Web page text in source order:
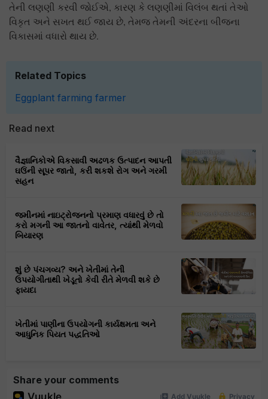
તેની લણણી કરવી જોઈએ, કારણ કે લણણીમાં વિલંબ થતાં તેઓ
વિકૃત અને સખત થઈ જાય છે, તેમજ તેમની અંદરના બીજના
વિકાસમાં વધારો થાય છે.
Related Topics
Eggplant farming farmer
Read next
વૈજ્ઞાનિકોએ વિકસાવી અઢળક ઉત્પાદન આપતી
ઘઉંની સૂપર જાતો, કરી શકશે રોગ અને ગરમી
સહન
જમીનમાં નાઇટ્રોજનનો પ્રમાણ વધારવું છે તો
કરો મગની આ જાતનો વાવેતર, ત્યાંથી મેળવો
બિયારણ
શું છે પંચગવ્ય? અને ખેતીમાં તેની
ઉપયોગીતાથી ખેડૂતો કેવી રીતે મેળવી શકે છે
ફાયદા
ખેતીમાં પાણીના ઉપયોગની કાર્યક્ષમતા અને
આધુનિક પિયત પદ્ધતિઓ
Share your comments